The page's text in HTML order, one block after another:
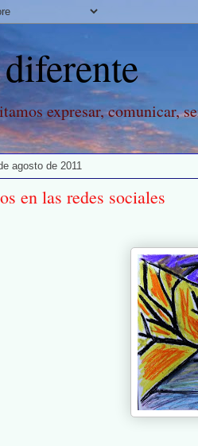
expresar, comunicar,
agosto de 2011
en las redes sociales